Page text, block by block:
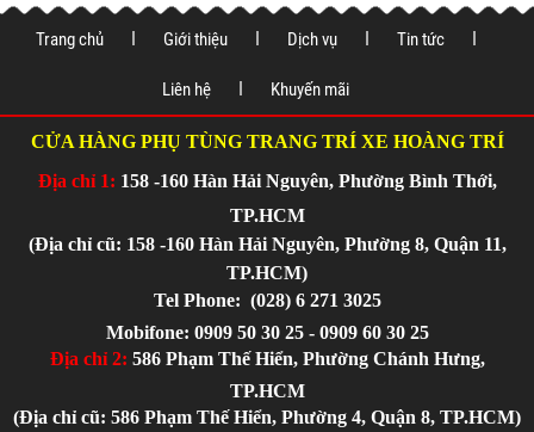
Trang chủ Giới thiệu Dịch vụ Tin tức
Liên hệ Khuyến mãi
CỬA HÀNG PHỤ TÙNG TRANG TRÍ XE HOÀNG TRÍ
Địa chỉ 1: 158 -160 Hàn Hải Nguyên, Phường Bình Thới,
TP.HCM
(Địa chỉ cũ: 158 -160 Hàn Hải Nguyên, Phường 8, Quận 11,
TP.HCM)
Tel Phone: (028) 6 271 3025
Mobifone: 0909 50 30 25 - 0909 60 30 25
Địa chỉ 2: 586 Phạm Thế Hiển, Phường Chánh Hưng,
TP.HCM
(Địa chỉ cũ: 586 Phạm Thế Hiển, Phường 4, Quận 8, TP.HCM)